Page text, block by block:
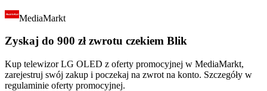
MediaMarkt
Zyskaj do 900 zł zwrotu czekiem Blik
Kup telewizor LG OLED z oferty promocyjnej w MediaMarkt,
zarejestruj swój zakup i poczekaj na zwrot na konto. Szczegóły w
regulaminie oferty promocyjnej.